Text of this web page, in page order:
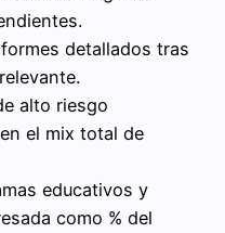
detallados tras
alto riesgo
el mix total de
educativos y
como % del